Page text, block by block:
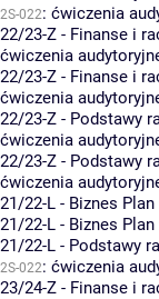
2S-022: ćwiczenia
22/23-Z - Finanse i
ćwiczenia
22/23-Z - Finanse i
ćwiczenia
22/23-Z - Podstawy
ćwiczenia
22/23-Z - Podstawy
ćwiczenia
21/22-L - Biznes Plan
21/22-L - Biznes Plan
21/22-L - Podstawy
2S-022: ćwiczenia
23/24-Z - Finanse i